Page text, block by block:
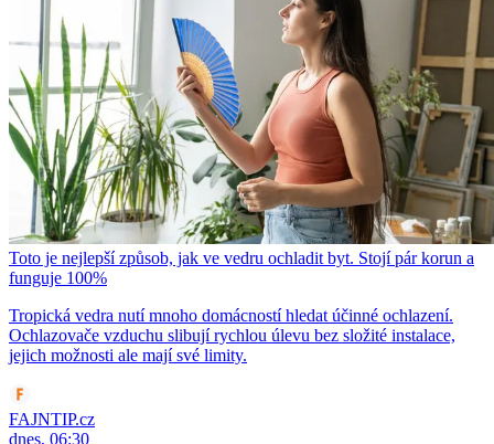
Toto je nejlepší způsob, jak ve vedru ochladit byt. Stojí pár korun a
funguje 100%
Tropická vedra nutí mnoho domácností hledat účinné ochlazení.
Ochlazovače vzduchu slibují rychlou úlevu bez složité instalace,
jejich možnosti ale mají své limity.
FAJNTIP.cz
dnes, 06:30